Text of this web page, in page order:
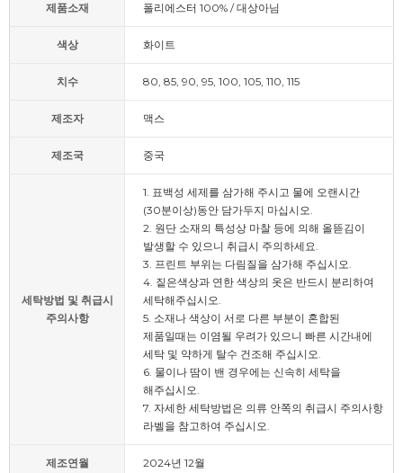
제품소재 폴리에스터 100% / 대상아님
색상 화이트
치수 80, 85, 90, 95, 100, 105, 110, 115
제조자 맥스
제조국 중국
세탁방법 및 취급시
주의사항
1. 표백성 세제를 삼가해 주시고 물에 오랜시간
(30분이상)동안 담가두지 마십시오.
2. 원단 소재의 특성상 마찰 등에 의해 올뜯김이
발생할 수 있으니 취급시 주의하세요.
3. 프린트 부위는 다림질을 삼가해 주십시오.
4. 짙은색상과 연한 색상의 옷은 반드시 분리하여
세탁해주십시오.
5. 소재나 색상이 서로 다른 부분이 혼합된
제품일때는 이염될 우려가 있으니 빠른 시간내에
세탁 및 약하게 탈수 건조해 주십시오.
6. 물이나 땀이 밴 경우에는 신속히 세탁을
해주십시오.
7. 자세한 세탁방법은 의류 안쪽의 취급시 주의사항
라벨을 참고하여 주십시오.
제조연월 2024년 12월